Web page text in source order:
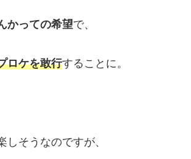
かっての希望で、
ロケを敢行することに。
しそうなのですが、